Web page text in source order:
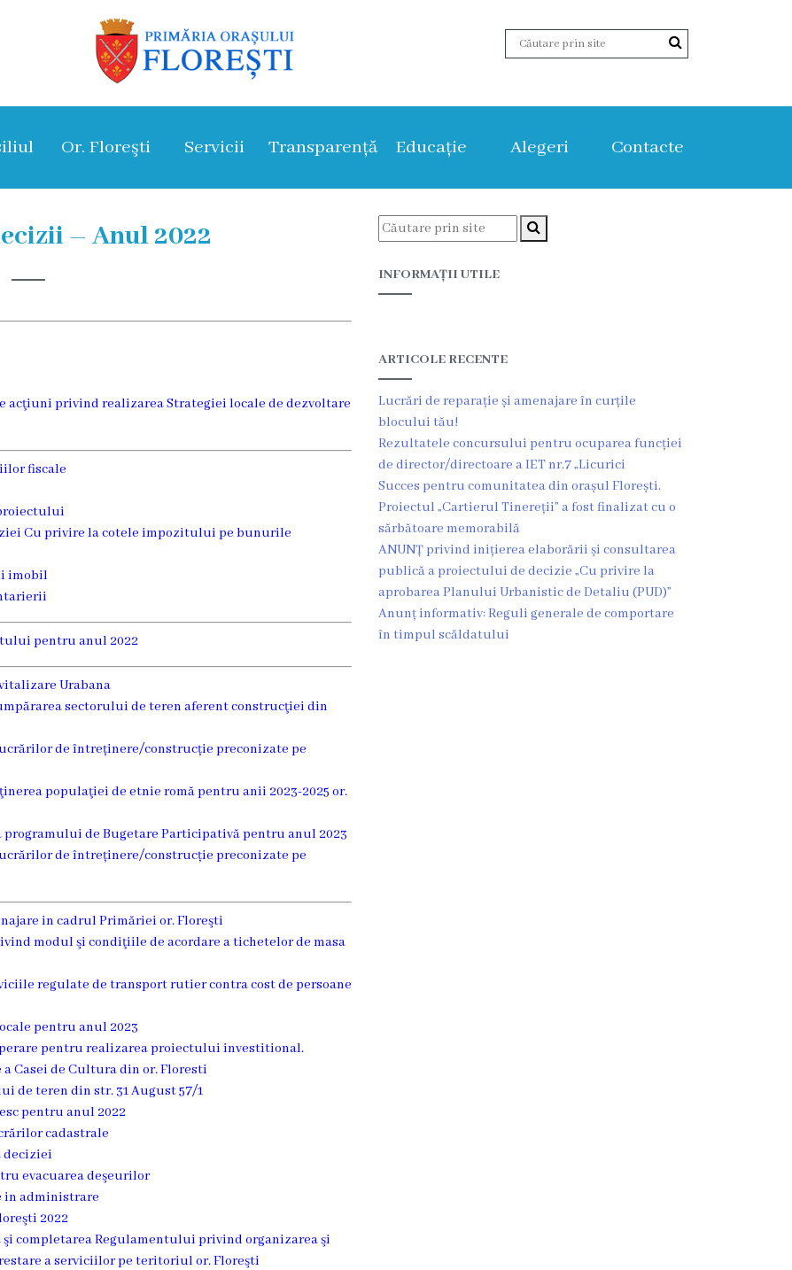
Or. Floreşti Servicii Transparență Educație Alegeri Contacte
– Anul 2022
acţiuni privind realizarea Strategiei locale de dezvoltare
fiscale
Cu privire la cotele impozitului pe bunurile
imobil
pentru anul 2022
Urabana
sectorului de teren aferent construcţiei din
de întreținere/construcție preconizate pe
populaţiei de etnie romă pentru anii 2023-2025 or.
de Bugetare Participativă pentru anul 2023
de întreținere/construcție preconizate pe
in cadrul Primăriei or. Floreşti
modul şi condiţiile de acordare a tichetelor de masa
regulate de transport rutier contra cost de persoane
pentru anul 2023
pentru realizarea proiectului investitional.
Casei de Cultura din or. Floresti
de teren din str. 31 August 57/1
pentru anul 2022
cadastrale
deciziei
evacuarea deşeurilor
in administrare
2022
completarea Regulamentului privind organizarea şi
a serviciilor pe teritoriul or. Floreşti
INFORMAȚII UTILE
ARTICOLE RECENTE
Lucrări de reparație și amenajare în curțile
blocului tău!
Rezultatele concursului pentru ocuparea funcției
de director/directoare a IET nr.7 „Licurici
Succes pentru comunitatea din orașul Florești.
Proiectul „Cartierul Tinereții” a fost finalizat cu o
sărbătoare memorabilă
ANUNȚ privind inițierea elaborării și consultarea
publică a proiectului de decizie „Cu privire la
aprobarea Planului Urbanistic de Detaliu (PUD)”
Anunț informativ: Reguli generale de comportare
în timpul scăldatului